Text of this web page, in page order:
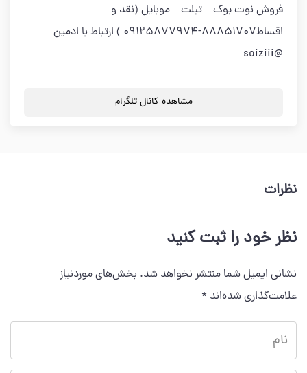
فروش نوت بوک – تبلت – موبایل (نقد و
اقساط88851707-09125877974 ) ارتباط با ادمین
@soiziii
مشاهده کانال تلگرام
نظرات
نظر خود را ثبت کنید
نشانی ایمیل شما منتشر نخواهد شد. بخش‌های موردنیاز
علامت‌گذاری شده‌اند *